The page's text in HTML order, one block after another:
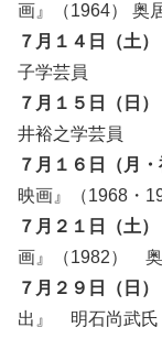
画』（1964） 奥
７月１４日（土）
子学芸員
７月１５日（日）
井裕之学芸員
７月１６日（月・
映画』（1968・
７月２１日（土）
画』（1982） 奥
７月２９日（日）
出』 明石尚武氏